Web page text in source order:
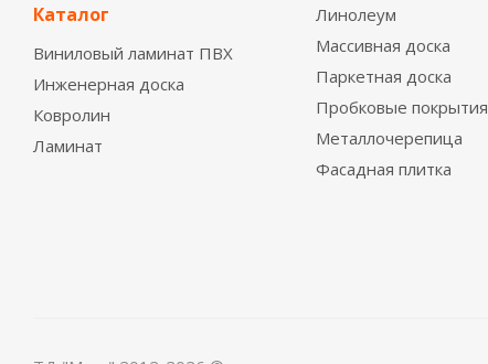
Каталог
Виниловый ламинат ПВХ
Инженерная доска
Ковролин
Ламинат
Линолеум
Массивная доска
Паркетная доска
Пробковые покрытия
Металлочерепица
Фасадная плитка